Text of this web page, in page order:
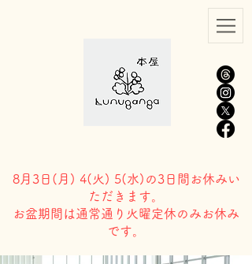
8月3日( 月) 4(火) 5(水)の3日間お休みい
ただきます。
​お盆期間は通常通り火曜定休のみお休み
です。